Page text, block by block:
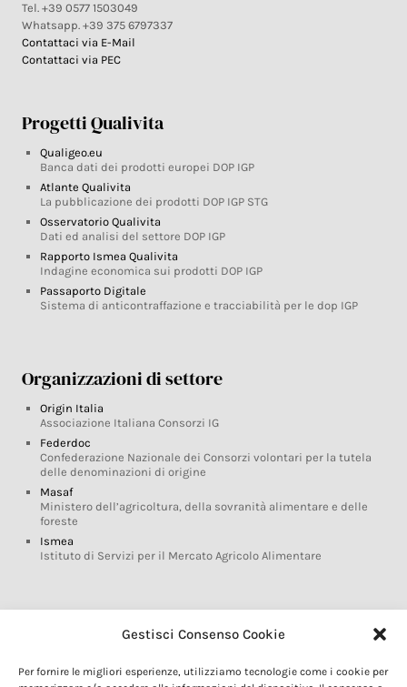
Gestisci Consenso Cookie
Per fornire le migliori esperienze, utilizziamo tecnologie come i cookie per
Tel. +39 0577 1503049
Whatsapp. +39 375 6797337
Contattaci via E-Mail
Contattaci via PEC
Progetti Qualivita
Qualigeo.eu
Banca dati dei prodotti europei DOP IGP
Atlante Qualivita
La pubblicazione dei prodotti DOP IGP STG
Osservatorio Qualivita
Dati ed analisi del settore DOP IGP
Rapporto Ismea Qualivita
Indagine economica sui prodotti DOP IGP
Passaporto Digitale
Sistema di anticontraffazione e tracciabilità per le dop IGP
Organizzazioni di settore
Origin Italia
Associazione Italiana Consorzi IG
Federdoc
Confederazione Nazionale dei Consorzi volontari per la tutela
delle denominazioni di origine
Masaf
Ministero dell’agricoltura, della sovranità alimentare e delle
foreste
Ismea
Istituto di Servizi per il Mercato Agricolo Alimentare
Glossario DOP IGP
Marchi DOP IGP